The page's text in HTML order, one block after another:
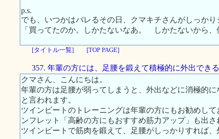
p.s.
でも、いつかはバレるその日、クマキチさんがしっか
「買ってたのか。しかたないなあ。 しかたないから、
[タイトル一覧] [TOP PAGE]
357. 年輩の方には、足腰を鍛えて積極的に外出でき
クマさん、こんにちは。
年輩の方は足腰が弱ってしまうと、外出などに消極的
と言われます。
ツインビートのトレーニングは年輩の方にもお勧めし
ンフレット「高齢の方にもおすすめ筋力アップ」も出
ツインビートで筋肉を鍛えて、足腰がしっかりすれば